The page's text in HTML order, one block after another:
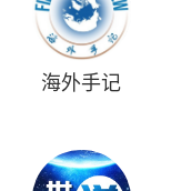
海外手记